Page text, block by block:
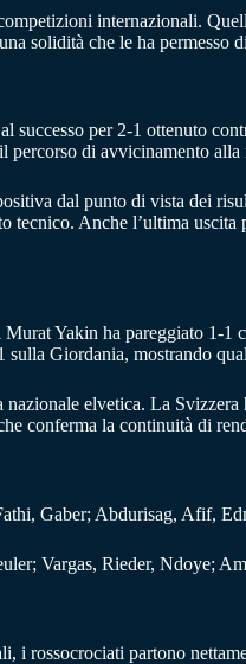
internazionali.
solidità che le ha permesso
successo per 2-1 ottenuto
di avvicinamento
dal punto di vista dei
Anche l’ultima
Yakin ha pareggiato 1-
Giordania, mostrando
elvetica. La
conferma la continuità di
Gaber; Abdurisag, Afif,
Vargas, Rieder, Ndoye;
i rossocrociati partono